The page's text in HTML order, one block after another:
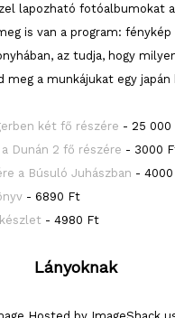
lapozható fotóalbumokat
is van a program:
az tudja, hogy
meg a munkájukat egy
két fő részére - 25 000
a Dunán 2 fő részére - 3000
a Búsuló Juhászban -
- 6890 Ft
- 4980 Ft
Lányoknak